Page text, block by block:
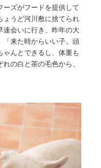
ーズがフードを提供して
ょうど河川敷に捨てられ
速会いに行き、昨年の大
「来た時からいい子。頭
ゃんとできるし、体重も
の白と茶の毛色から、